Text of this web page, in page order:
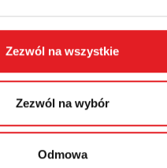
Zezwól na wszystkie
Zezwól na wybór
Odmowa
na przetwarzanie moich danych
przez Relpol S.A. Więcej informacji
danych osobowych w